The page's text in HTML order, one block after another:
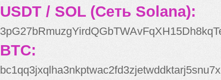
USDT / SOL (Сеть Solana):
BTC:
bc1qq3jxqlha3nkptwac2fd3zjetwddktarj5snu7x